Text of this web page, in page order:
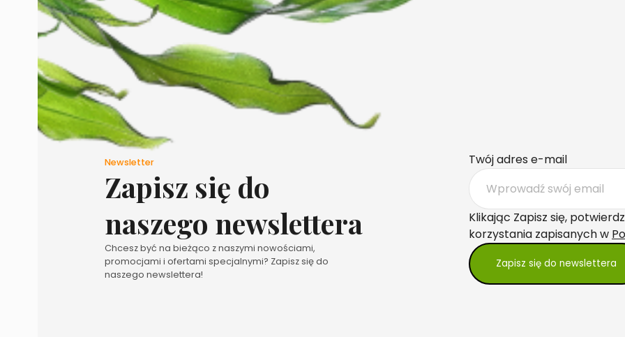
Newsletter
Zapisz się do
naszego newslettera
Chcesz być na bieżąco z naszymi nowościami,
promocjami i ofertami specjalnymi? Zapisz się do
naszego newslettera!
Twój adres e-mail
Klikając Zapisz się,
korzystania zapisanych w